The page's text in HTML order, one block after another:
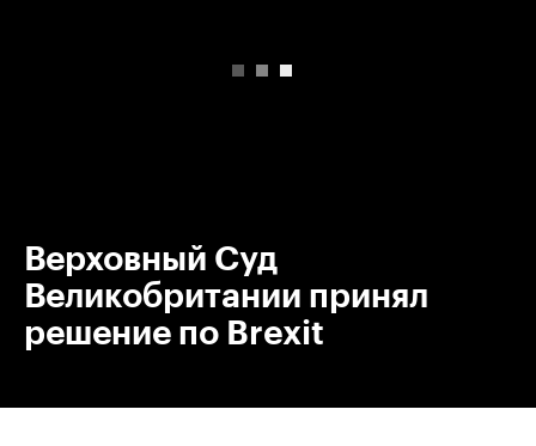
Верховный Суд
Великобритании принял
решение по Brexit